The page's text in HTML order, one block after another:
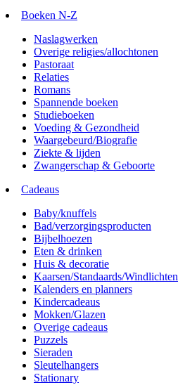
Boeken N-Z
Naslagwerken
Overige religies/allochtonen
Pastoraat
Relaties
Romans
Spannende boeken
Studieboeken
Voeding & Gezondheid
Waargebeurd/Biografie
Ziekte & lijden
Zwangerschap & Geboorte
Cadeaus
Baby/knuffels
Bad/verzorgingsproducten
Bijbelhoezen
Eten & drinken
Huis & decoratie
Kaarsen/Standaards/Windlichten
Kalenders en planners
Kindercadeaus
Mokken/Glazen
Overige cadeaus
Puzzels
Sieraden
Sleutelhangers
Stationary